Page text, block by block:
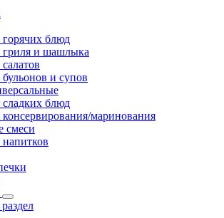
блюд
и шашлыка
и супов
блюд
маринования
смеси